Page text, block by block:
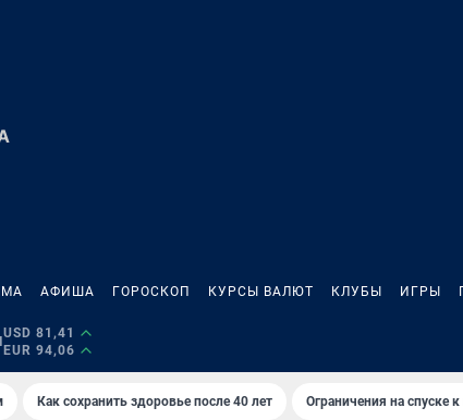
АФИША ГОРОСКОП КУРСЫ ВАЛЮТ КЛУБЫ ИГРЫ
USD 81,41
EUR 94,06
Как сохранить здоровье после 40 лет Ограничения на спуске